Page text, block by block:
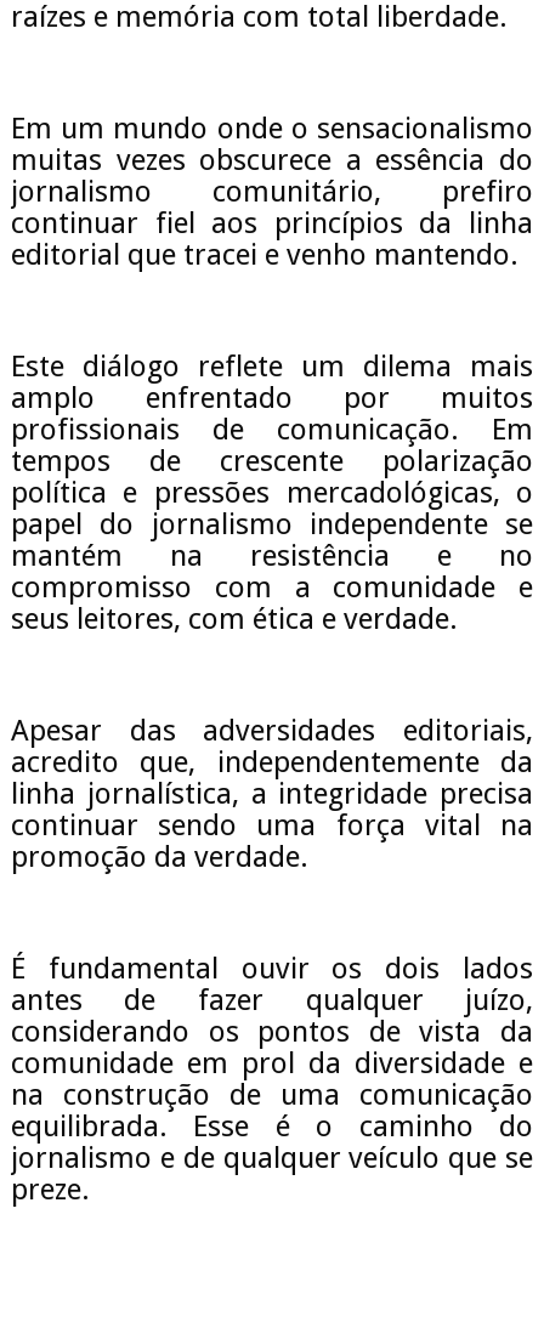
raízes e memória com total liberdade.
Em um mundo onde o sensacionalismo
muitas vezes obscurece a essência do
jornalismo comunitário, prefiro
continuar fiel aos princípios da linha
editorial que tracei e venho mantendo.
Este diálogo reflete um dilema mais
amplo enfrentado por muitos
profissionais de comunicação. Em
tempos de crescente polarização
política e pressões mercadológicas, o
papel do jornalismo independente se
mantém na resistência e no
compromisso com a comunidade e
seus leitores, com ética e verdade.
Apesar das adversidades editoriais,
acredito que, independentemente da
linha jornalística, a integridade precisa
continuar sendo uma força vital na
promoção da verdade.
É fundamental ouvir os dois lados
antes de fazer qualquer juízo,
considerando os pontos de vista da
comunidade em prol da diversidade e
na construção de uma comunicação
equilibrada. Esse é o caminho do
jornalismo e de qualquer veículo que se
preze.